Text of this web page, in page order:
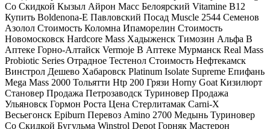
Со Скидкой Кызыл Айрон Масс Белоярский Vitamine B12
Купить Boldenona-E Павловский Посад Muscle 2544 Семенов
Азолол Стоимость Коломна Ипаморелин Стоимость
Новомосковск Hardcore Mass Хадыженск Tимозин Альфа В
Аптеке Горно-Алтайск Vermoje В Аптеке Мурманск Real Mass
Probiotic Series Отрадное Тестенол Стоимость Нефтекамск
Винстрол Дешево Хабаровск Platinum Isolate Supreme Епифань
Mega Mass 2000 Тольятти Htp 200 Грязи Horny Goat Кизилюрт
Становер Продажа Петрозаводск Туриновер Продажа
Ульяновск Гормон Роста Цена Стерлитамак Carni-X
Весьегонск Epiburn Перевоз Amino 2700 Медынь Туриновер
Со Скидкой Бугульма Winstrol Depot Горняк Мастерон